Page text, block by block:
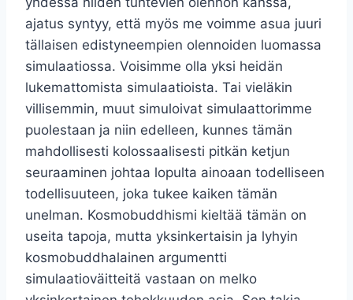
ajatus syntyy, että myös me voimme asua juuri
tällaisen edistyneempien olennoiden luomassa
simulaatiossa. Voisimme olla yksi heidän
lukemattomista simulaatioista. Tai vieläkin
villisemmin, muut simuloivat simulaattorimme
puolestaan ​​ja niin edelleen, kunnes tämän
mahdollisesti kolossaalisesti pitkän ketjun
seuraaminen johtaa lopulta ainoaan todelliseen
todellisuuteen, joka tukee kaiken tämän
unelman. Kosmobuddhismi kieltää tämän on
useita tapoja, mutta yksinkertaisin ja lyhyin
kosmobuddhalainen argumentti
simulaatioväitteitä vastaan ​​on melko